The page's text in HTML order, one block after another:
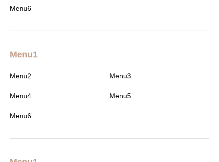
Menu6
Menu1
Menu2 Menu3
Menu4 Menu5
Menu6